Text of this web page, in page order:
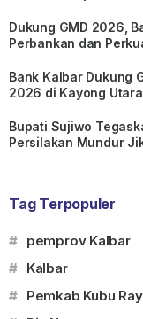
Dukung GMD 2026,
Perbankan dan
Bank Kalbar Dukung
2026 di Kayong Utara
Bupati Sujiwo
Persilakan Mundur
Tag Terpopuler
# pemprov Kalbar
# Kalbar
# Pemkab Kubu